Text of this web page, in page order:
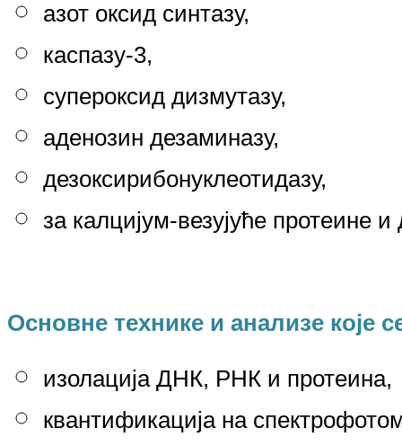
азот оксид синтазу,
каспазу-3,
супероксид дизмутазу,
аденозин дезаминазу,
дезоксирибонуклеотидазу,
за калцијум-везујуће протеине и
Основне технике и анализе које
изолација ДНК, РНК и протеина,
квантификација на